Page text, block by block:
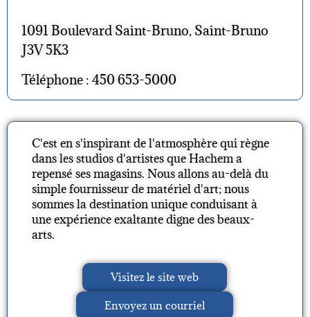
1091 Boulevard Saint-Bruno, Saint-Bruno
J3V 5K3
Téléphone : 450 653-5000
C'est en s'inspirant de l'atmosphère qui règne
dans les studios d'artistes que Hachem a
repensé ses magasins. Nous allons au-delà du
simple fournisseur de matériel d'art; nous
sommes la destination unique conduisant à
une expérience exaltante digne des beaux-
arts.
Visitez le site web
Envoyez un courriel